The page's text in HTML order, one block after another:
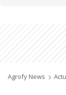
Agrofy News